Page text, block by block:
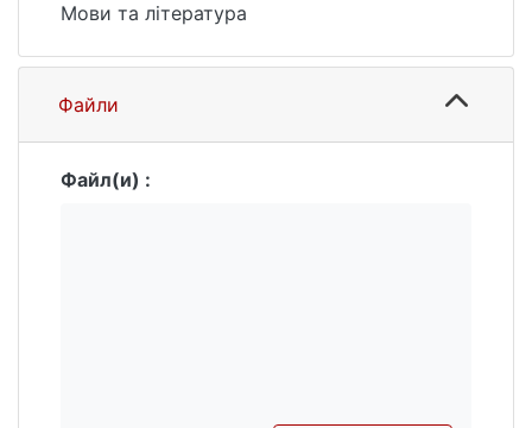
Мови та література
Файли
Файл(и) :